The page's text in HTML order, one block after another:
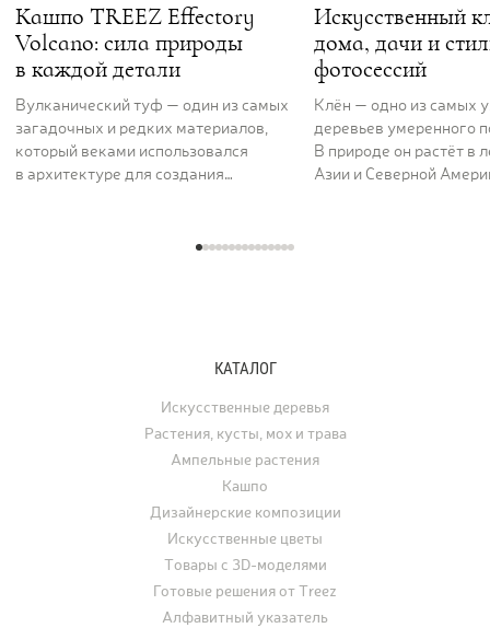
Кашпо TREEZ Effectory
Volcano: сила природы
в каждой детали
Вулканический туф — один из самых
загадочных и редких материалов,
который веками использовался
в архитектуре для создания
фактурная поверхность как будто
произведение искусства.
Искусственный
дома, дачи и
фотосессий
Клён — одно из самых
деревьев умеренного
В природе он растёт в
Азии и Северной
применяют для
ресторанов, офисов,
и других мероприятий.
КАТАЛОГ
Искусственные деревья
Растения, кусты, мох и трава
Ампельные растения
Кашпо
Дизайнерские композиции
Искусственные цветы
Товары с 3D-моделями
Готовые решения от Treez
Алфавитный указатель